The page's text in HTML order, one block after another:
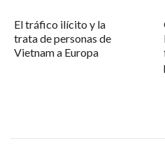
El tráfico ilícito y la
trata de personas de
Vietnam a Europa